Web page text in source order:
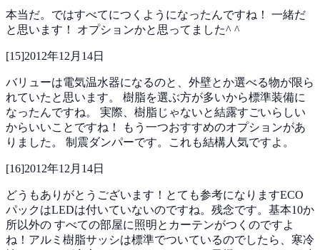
本当だ。ではすべてにつくようになったんですね！ 一緒だ
と思います！ オプションかと思ってました^ ^
[15]2012年12月14日
バリューは電気温水器になるのと、外壁とか選べる物が限ら
れていたと思います。 樹脂を選ぶ方が多いから標準装備に
なったんですね。 実際、樹脂じゃないと結露すごいらしい
からいいことですね！
もう一つおすすめのオプションがあ
りました。 制震ダンパーです。これも結構人気ですよ。
[16]2012年12月14日
どうもありがとうございます！とても参考になりますECO
パックはLEDは付いていないのですね。残念です。基本10か
所以外の すべての部屋に照明とカーテンがつくのですよ
ね！アルミ樹脂サッシは標準でついているのでしたら、寒冷